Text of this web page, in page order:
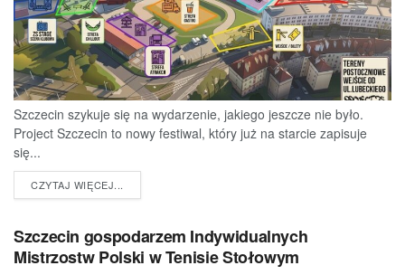
Szczecin szykuje się na wydarzenie, jakiego jeszcze nie było.
Project Szczecin to nowy festiwal, który już na starcie zapisuje
się...
CZYTAJ WIĘCEJ...
Szczecin gospodarzem Indywidualnych
Mistrzostw Polski w Tenisie Stołowym